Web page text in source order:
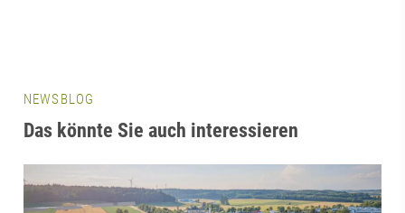
NEWSBLOG
Das könnte Sie auch interessieren